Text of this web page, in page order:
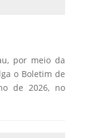
por meio da
o Boletim de
de 2026, no